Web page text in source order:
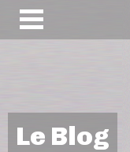
Le Blog